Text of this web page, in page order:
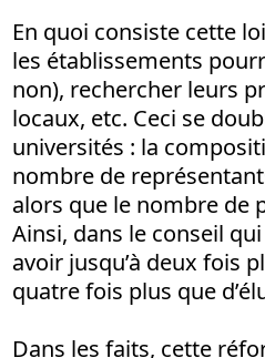
En quoi consiste cette
les établissements
non), rechercher leurs
locaux, etc. Ceci se
universités : la
nombre de
alors que le nombre de
Ainsi, dans le conseil
avoir jusqu’à deux fois
quatre fois plus que
Dans les faits, cette